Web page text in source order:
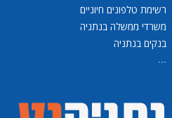
רשימת טלפונים חיוניים
משרדי ממשלה בנתניה
בנקים בנתניה